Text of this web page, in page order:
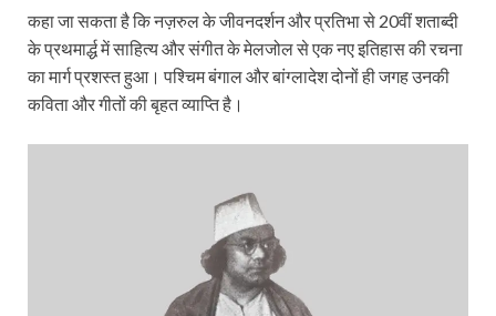
कहा जा सकता है कि नज़रुल के जीवनदर्शन और प्रतिभा से 20वीं शताब्दी
के प्रथमार्द्ध में साहित्य और संगीत के मेलजोल से एक नए इतिहास की रचना
का मार्ग प्रशस्त हुआ। पश्चिम बंगाल और बांग्लादेश दोनों ही जगह उनकी
कविता और गीतों की बृहत व्‍याप्ति है।